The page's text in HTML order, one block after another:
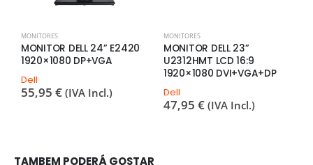
MONITORES
MONITOR DELL 24” E2420
1920×1080 DP+VGA
Dell
55,95 € (IVA Incl.)
MONITORES
MONITOR DELL 23”
U2312HMT LCD 16:9
1920×1080 DVI+VGA+DP
Dell
47,95 € (IVA Incl.)
TAMBEM PODERÁ GOSTAR